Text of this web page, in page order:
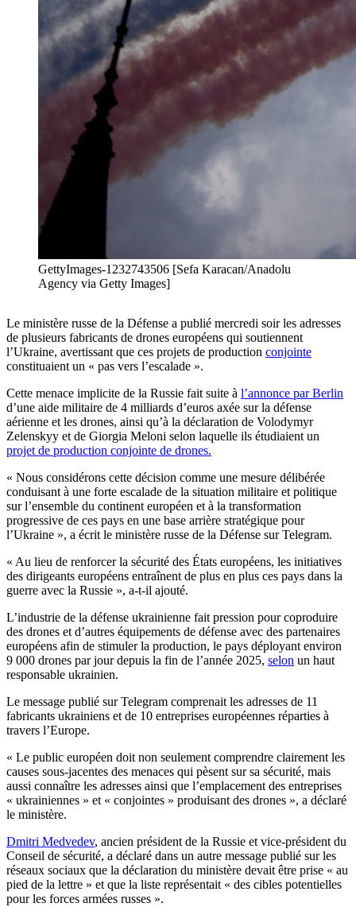
GettyImages-1232743506 [Sefa Karacan/Anadolu
Agency via Getty Images]
Le ministère russe de la Défense a publié mercredi soir les adresses
de plusieurs fabricants de drones européens qui soutiennent
l’Ukraine, avertissant que ces projets de production conjointe
constituaient un « pas vers l’escalade ».
Cette menace implicite de la Russie fait suite à l’annonce par Berlin
d’une aide militaire de 4 milliards d’euros axée sur la défense
aérienne et les drones, ainsi qu’à la déclaration de Volodymyr
Zelenskyy et de Giorgia Meloni selon laquelle ils étudiaient un
projet de production conjointe de drones.
« Nous considérons cette décision comme une mesure délibérée
conduisant à une forte escalade de la situation militaire et politique
sur l’ensemble du continent européen et à la transformation
progressive de ces pays en une base arrière stratégique pour
l’Ukraine », a écrit le ministère russe de la Défense sur Telegram.
« Au lieu de renforcer la sécurité des États européens, les initiatives
des dirigeants européens entraînent de plus en plus ces pays dans la
guerre avec la Russie », a-t-il ajouté.
L’industrie de la défense ukrainienne fait pression pour coproduire
des drones et d’autres équipements de défense avec des partenaires
européens afin de stimuler la production, le pays déployant environ
9 000 drones par jour depuis la fin de l’année 2025, selon un haut
responsable ukrainien.
Le message publié sur Telegram comprenait les adresses de 11
fabricants ukrainiens et de 10 entreprises européennes réparties à
travers l’Europe.
« Le public européen doit non seulement comprendre clairement les
causes sous-jacentes des menaces qui pèsent sur sa sécurité, mais
aussi connaître les adresses ainsi que l’emplacement des entreprises
« ukrainiennes » et « conjointes » produisant des drones », a déclaré
le ministère.
Dmitri Medvedev, ancien président de la Russie et vice-président du
Conseil de sécurité, a déclaré dans un autre message publié sur les
réseaux sociaux que la déclaration du ministère devait être prise « au
pied de la lettre » et que la liste représentait « des cibles potentielles
pour les forces armées russes ».